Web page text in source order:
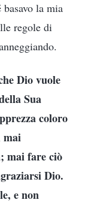
la mia
regole di
Dio vuole
Sua
coloro
mai
mai fare ciò
Dio.
e non